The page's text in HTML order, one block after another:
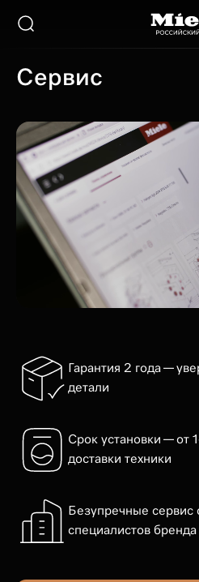
Сервис
Гарантия 2 года —
детали
Срок установки — от
доставки техники
Безупречные сервис
специалистов